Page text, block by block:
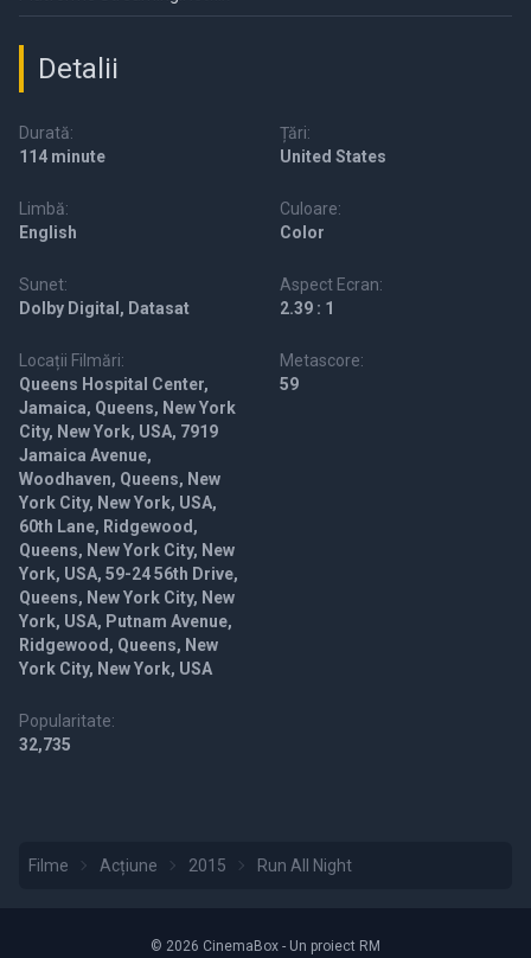
Detalii
Durată:
114 minute
Țări:
United States
Limbă:
English
Culoare:
Color
Sunet:
Dolby Digital, Datasat
Aspect Ecran:
2.39 : 1
Locații Filmări:
Queens Hospital Center,
Jamaica, Queens, New York
City, New York, USA, 7919
Jamaica Avenue,
Woodhaven, Queens, New
York City, New York, USA,
60th Lane, Ridgewood,
Queens, New York City, New
York, USA, 59-24 56th Drive,
Queens, New York City, New
York, USA, Putnam Avenue,
Ridgewood, Queens, New
York City, New York, USA
Metascore:
59
Popularitate:
32,735
Filme Acțiune 2015 Run All Night
© 2026 CinemaBox - Un proiect RM